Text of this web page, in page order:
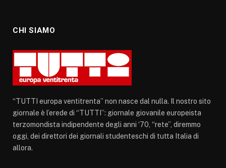
CHI SIAMO
“TUTTI europa ventitrenta” non nasce dal nulla. Il nostro sito
giornale è l’erede di “TUTTI”: giornale giovanile europeista
terzomondista indipendente degli anni ‘70, “rete”, diremmo
oggi, dei direttori dei giornali studenteschi di tutta Italia di
allora.